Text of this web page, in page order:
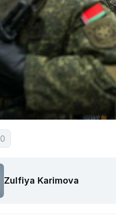
0
Zulfiya Karimova